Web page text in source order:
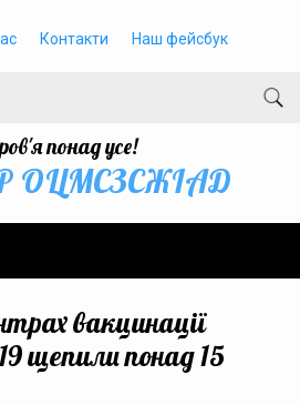
Контакти Наш фейсбук
понад усе!
ОЦМСЗСЖIАД
вакцинації
щепили понад 15